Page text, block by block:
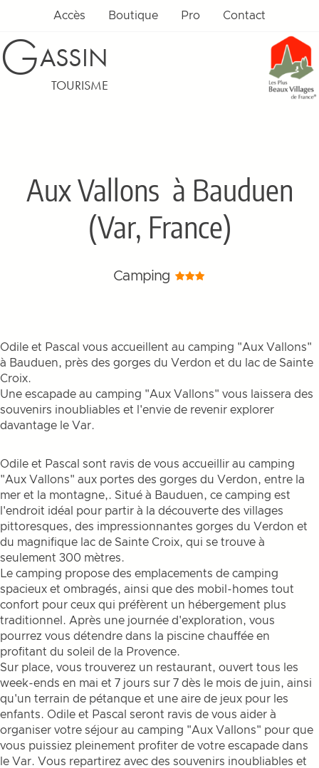
Accès Boutique Pro Contact
GASSIN
TOURISME
Aux Vallons à Bauduen
(Var, France)
Camping
Odile et Pascal vous accueillent au camping "Aux Vallons"
à Bauduen, près des gorges du Verdon et du lac de Sainte
Croix.
Une escapade au camping "Aux Vallons" vous laissera des
souvenirs inoubliables et l'envie de revenir explorer
davantage le Var.
Odile et Pascal sont ravis de vous accueillir au camping
"Aux Vallons" aux portes des gorges du Verdon, entre la
mer et la montagne,. Situé à Bauduen, ce camping est
l'endroit idéal pour partir à la découverte des villages
pittoresques, des impressionnantes gorges du Verdon et
du magnifique lac de Sainte Croix, qui se trouve à
seulement 300 mètres.
Le camping propose des emplacements de camping
spacieux et ombragés, ainsi que des mobil-homes tout
confort pour ceux qui préfèrent un hébergement plus
traditionnel. Après une journée d'exploration, vous
pourrez vous détendre dans la piscine chauffée en
profitant du soleil de la Provence.
Sur place, vous trouverez un restaurant, ouvert tous les
week-ends en mai et 7 jours sur 7 dès le mois de juin, ainsi
qu'un terrain de pétanque et une aire de jeux pour les
enfants. Odile et Pascal seront ravis de vous aider à
organiser votre séjour au camping "Aux Vallons" pour que
vous puissiez pleinement profiter de votre escapade dans
le Var. Vous repartirez avec des souvenirs inoubliables et